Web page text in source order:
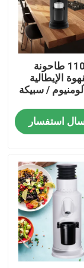
110V-220V طاحونة
الإيطالية
/ سبيكة
استفسار